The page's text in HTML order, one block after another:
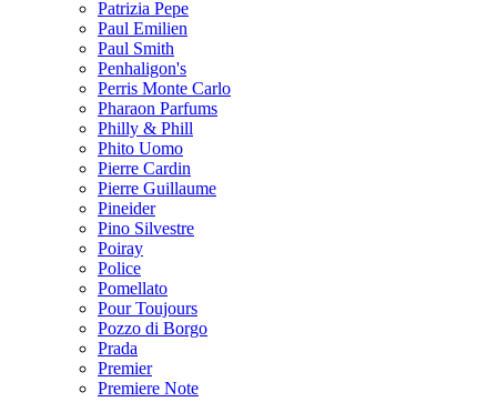
Patrizia Pepe
Paul Emilien
Paul Smith
Penhaligon's
Perris Monte Carlo
Pharaon Parfums
Philly & Phill
Phito Uomo
Pierre Cardin
Pierre Guillaume
Pineider
Pino Silvestre
Poiray
Police
Pomellato
Pour Toujours
Pozzo di Borgo
Prada
Premier
Premiere Note